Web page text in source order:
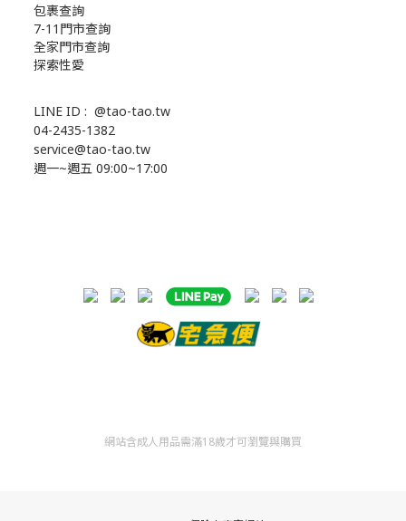
包裹查詢
7-11門市查詢
全家門市查詢
探索性愛
LINE ID : @tao-tao.tw
04-2435-1382
service@tao-tao.tw
週一~週五 09:00~17:00
網站含成人用品需滿18歲才可瀏覽與購買